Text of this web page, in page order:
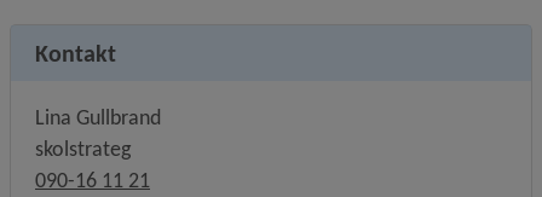
Kontakt
Lina Gullbrand
skolstrateg
090-16 11 21